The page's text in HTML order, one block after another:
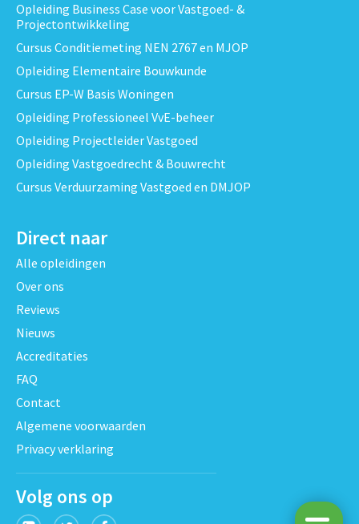
Opleiding Business Case voor Vastgoed- &
Projectontwikkeling
Cursus Conditiemeting NEN 2767 en MJOP
Opleiding Elementaire Bouwkunde
Cursus EP-W Basis Woningen
Opleiding Professioneel VvE-beheer
Opleiding Projectleider Vastgoed
Opleiding Vastgoedrecht & Bouwrecht
Cursus Verduurzaming Vastgoed en DMJOP
Direct naar
Alle opleidingen
Over ons
Reviews
Nieuws
Accreditaties
FAQ
Contact
Algemene voorwaarden
Privacy verklaring
Volg ons op